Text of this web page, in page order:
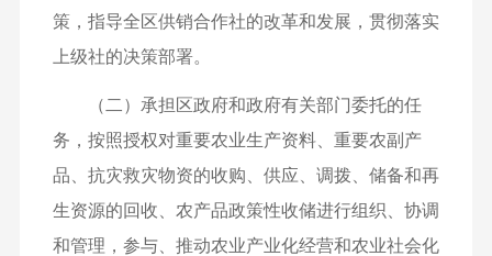
策，指导全区供销合作社的改革和发展，贯彻落实
上级社的决策部署。
（二）承担区政府和政府有关部门委托的任
务，按照授权对重要农业生产资料、重要农副产
品、抗灾救灾物资的收购、供应、调拨、储备和再
生资源的回收、农产品政策性收储进行组织、协调
和管理，参与、推动农业产业化经营和农业社会化